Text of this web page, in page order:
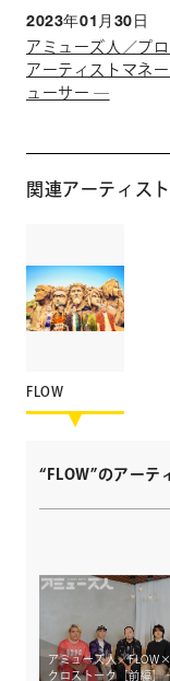
2023年01月30日
アミューズ人／プ
アーティストマネ
ューサー ―
関連アーティスト
FLOW
“FLOW”のアーテ
アミューズ人／
クロストーク［前編］ ―並走